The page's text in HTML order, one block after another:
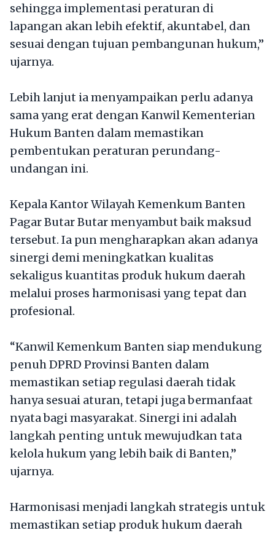
sehingga implementasi peraturan di
lapangan akan lebih efektif, akuntabel, dan
sesuai dengan tujuan pembangunan hukum,”
ujarnya.
Lebih lanjut ia menyampaikan perlu adanya
sama yang erat dengan Kanwil Kementerian
Hukum Banten dalam memastikan
pembentukan peraturan perundang-
undangan ini.
Kepala Kantor Wilayah Kemenkum Banten
Pagar Butar Butar menyambut baik maksud
tersebut. Ia pun mengharapkan akan adanya
sinergi demi meningkatkan kualitas
sekaligus kuantitas produk hukum daerah
melalui proses harmonisasi yang tepat dan
profesional.
“Kanwil Kemenkum Banten siap mendukung
penuh DPRD Provinsi Banten dalam
memastikan setiap regulasi daerah tidak
hanya sesuai aturan, tetapi juga bermanfaat
nyata bagi masyarakat. Sinergi ini adalah
langkah penting untuk mewujudkan tata
kelola hukum yang lebih baik di Banten,”
ujarnya.
Harmonisasi menjadi langkah strategis untuk
memastikan setiap produk hukum daerah